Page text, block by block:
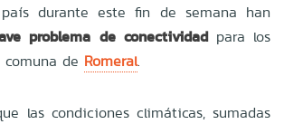
durante este fin de semana han
problema de conectividadpara los
de Romeral.
las condiciones climáticas, sumadas